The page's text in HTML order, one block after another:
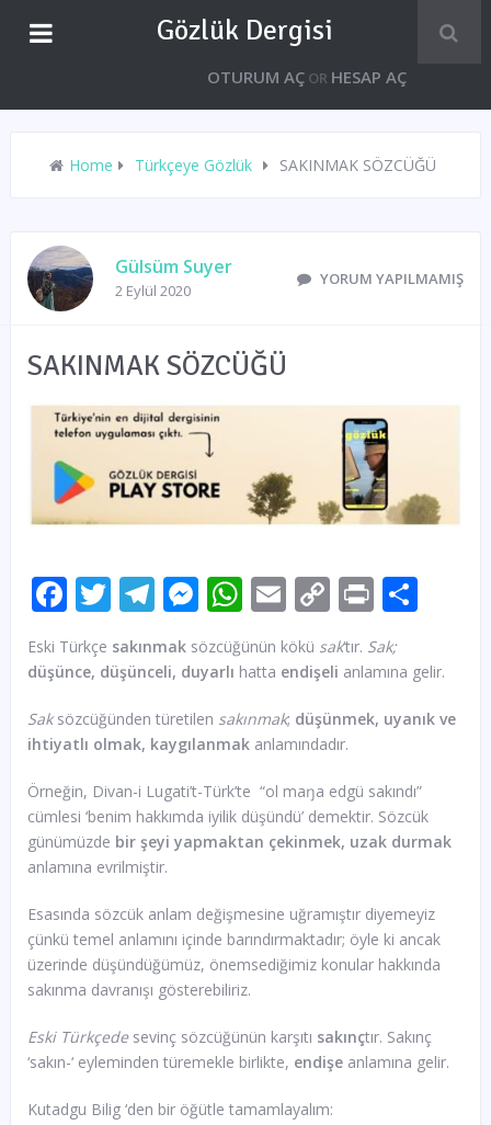
Gözlük Dergisi
OTURUM AÇOR HESAP AÇ
Home Türkçeye Gözlük SAKINMAK SÖZCÜĞÜ
Gülsüm Suyer
2 Eylül 2020
YORUM YAPILMAMIŞ
SAKINMAK SÖZCÜĞÜ
Facebook
Twitter
Telegram
Messenger
WhatsApp
Email
Copy
Link
Print
Eski Türkçe sakınmaksözcüğünün kökü sak‘tır. Sak;
düşünce, düşünceli, duyarlı hatta endişeli anlamına gelir.
Saksözcüğünden türetilen sakınmak; düşünmek, uyanık ve
ihtiyatlı olmak, kaygılanmak anlamındadır.
Örneğin, Divan-i Lugati’t-Türk’te “ol maŋa edgü sakındı”
cümlesi ‘benim hakkımda iyilik düşündü’ demektir. Sözcük
günümüzde bir şeyi yapmaktan çekinmek, uzak durmak
anlamına evrilmiştir.
Esasında sözcük anlam değişmesine uğramıştır diyemeyiz
çünkü temel anlamını içinde barındırmaktadır; öyle ki ancak
üzerinde düşündüğümüz, önemsediğimiz konular hakkında
sakınma davranışı gösterebiliriz.
Eski Türkçede sevinç sözcüğünün karşıtı sakınçtır. Sakınç
‘sakın-‘ eyleminden türemekle birlikte, endişeanlamına gelir.
Kutadgu Bilig ‘den bir öğütle tamamlayalım: